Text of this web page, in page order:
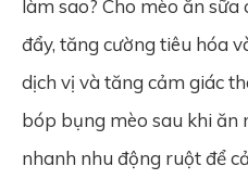
làm sao? Cho mèo ăn
đẩy, tăng cường tiêu hóa
dịch vị và tăng cảm giác
bóp bụng mèo sau khi ăn
nhanh nhu động ruột để